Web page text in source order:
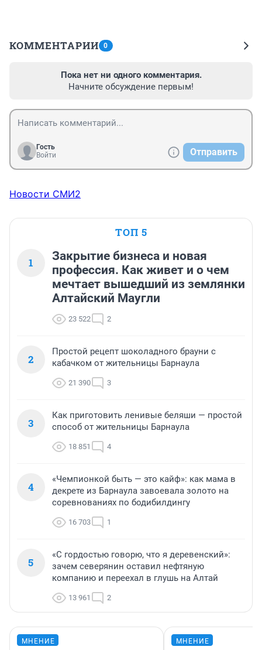
КОММЕНТАРИИ 0
Пока нет ни одного комментария.
Начните обсуждение первым!
Гость
Войти
Отправить
Новости СМИ2
ТОП 5
1
Закрытие бизнеса и новая
профессия. Как живет и о чем
мечтает вышедший из землянки
Алтайский Маугли
23 522 2
2
Простой рецепт шоколадного брауни с
кабачком от жительницы Барнаула
21 390 3
3
Как приготовить ленивые беляши — простой
способ от жительницы Барнаула
18 851 4
4
«Чемпионкой быть — это кайф»: как мама в
декрете из Барнаула завоевала золото на
соревнованиях по бодибилдингу
16 703 1
5
«С гордостью говорю, что я деревенский»:
зачем северянин оставил нефтяную
компанию и переехал в глушь на Алтай
13 961 2
МНЕНИЕ МНЕНИЕ